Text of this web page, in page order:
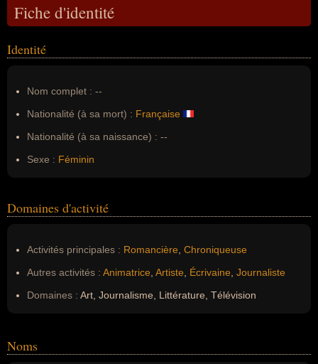
Fiche d'identité
Identité
Nom complet : --
Nationalité (à sa mort) : Française
Nationalité (à sa naissance) : --
Sexe : Féminin
Domaines d'activité
Activités principales : Romancière Chroniqueuse
Autres activités : Animatrice Artiste Écrivaine Journaliste
Domaines : Art, Journalisme, Littérature, Télévision
Noms